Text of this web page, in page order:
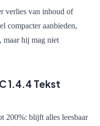
verlies van inhoud of
compacter aanbieden,
maar hij mag niet
1.4.4 Tekst
200%: blijft alles leesbaar